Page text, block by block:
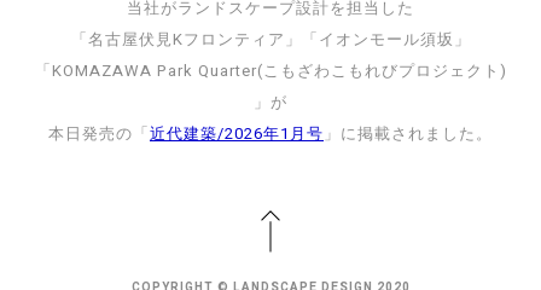
当社がランドスケープ設計を担当した
「名古屋伏見Kフロンティア」「イオンモール須坂」
「KOMAZAWA Park Quarter(こもざわこもれびプロジェクト)
」が
本日発売の「近代建築/2026年1月号 」に掲載されました。